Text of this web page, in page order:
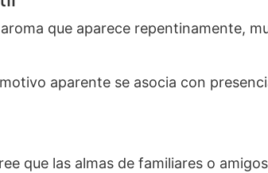
que aparece repentinamente,
aparente se asocia con
que las almas de familiares o